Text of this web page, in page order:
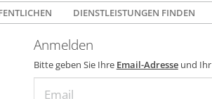
DIENSTLEISTUNGEN FINDEN
Anmelden
Bitte geben Sie Ihre Email-Adresseund Ihr